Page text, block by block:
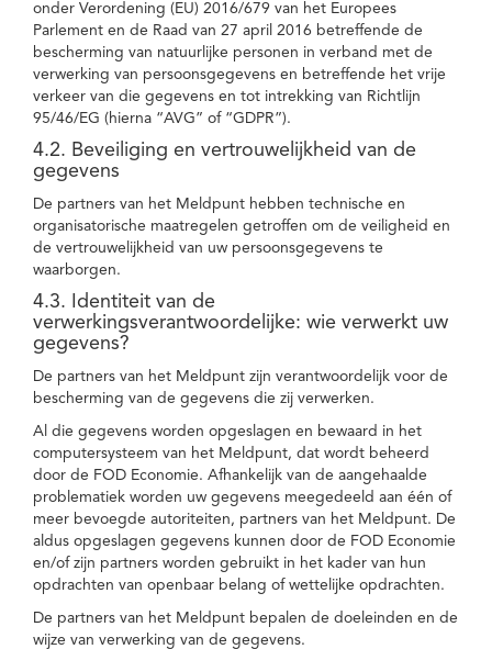
onder Verordening (EU) 2016/679 van het Europees
Parlement en de Raad van 27 april 2016 betreffende de
bescherming van natuurlijke personen in verband met de
verwerking van persoonsgegevens en betreffende het vrije
verkeer van die gegevens en tot intrekking van Richtlijn
95/46/EG (hierna “AVG” of “GDPR”).
4.2. Beveiliging en vertrouwelijkheid van de
gegevens
De partners van het Meldpunt hebben technische en
organisatorische maatregelen getroffen om de veiligheid en
de vertrouwelijkheid van uw persoonsgegevens te
waarborgen.
4.3. Identiteit van de
verwerkingsverantwoordelijke: wie verwerkt uw
gegevens?
De partners van het Meldpunt zijn verantwoordelijk voor de
bescherming van de gegevens die zij verwerken.
Al die gegevens worden opgeslagen en bewaard in het
computersysteem van het Meldpunt, dat wordt beheerd
door de FOD Economie. Afhankelijk van de aangehaalde
problematiek worden uw gegevens meegedeeld aan één of
meer bevoegde autoriteiten, partners van het Meldpunt. De
aldus opgeslagen gegevens kunnen door de FOD Economie
en/of zijn partners worden gebruikt in het kader van hun
opdrachten van openbaar belang of wettelijke opdrachten.
De partners van het Meldpunt bepalen de doeleinden en de
wijze van verwerking van de gegevens.